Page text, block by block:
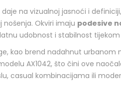
daje na vizualnoj jasnoći i
nošenja. Okviri imaju podesive
udobnost i stabilnost
kao brend nadahnut
AX1042, što čini ove
casual kombinacijama ili